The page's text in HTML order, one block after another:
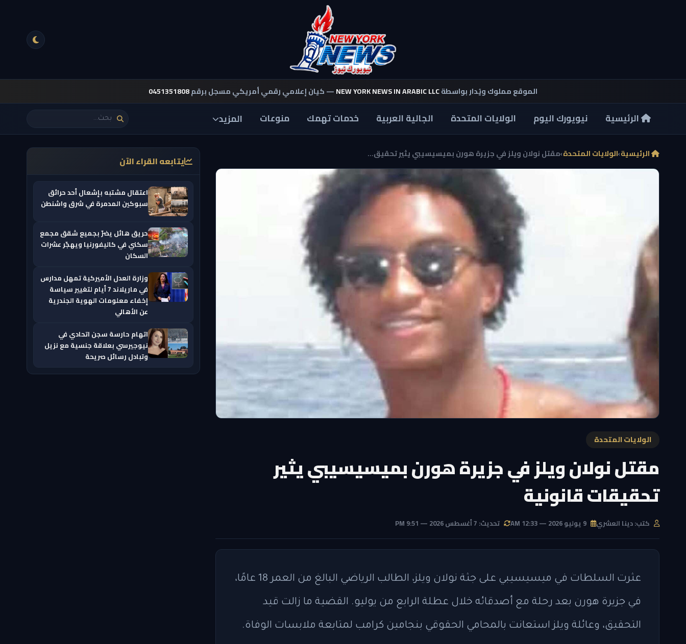
الموقع مملوك ويُدار بواسطةNEW YORK NEWS IN ARABIC LLC— كيان إعلامي رقمي أمريكي مسجل برقم0451351808
الرئيسية نيويورك اليوم الولايات المتحدة الجالية العربية خدمات تهمك منوعات المزيد
الرئيسية›الولايات المتحدة›مقتل نولان ويلز في جزيرة هورن بميسيسيبي يثير تحقيق...
الولايات المتحدة
مقتل نولان ويلز في جزيرة هورن بميسيسيبي يثير
تحقيقات قانونية
كتب: دينا العشري تحديث: 7 أغسطس 2026 — 9:51 PM
عثرت السلطات في ميسيسيبي على جثة نولان ويلز، الطالب الرياضي البالغ من العمر 18 عامًا،
في جزيرة هورن بعد رحلة مع أصدقائه خلال عطلة الرابع من يوليو. القضية ما زالت قيد
التحقيق، وعائلة ويلز استعانت بالمحامي الحقوقي بنجامين كرامب لمتابعة ملابسات الوفاة.
يتابعه القراء الآن
اعتقال مشتبه بإشعال أحد حرائق
سبوكين المدمرة في شرق واشنطن
حريق هائل يضرّ بجميع شقق مجمع
سكني في كاليفورنيا ويهجّر عشرات
السكان
وزارة العدل الأميركية تمهل مدارس
في ماريلاند 7 أيام لتغيير سياسة
إخفاء معلومات الهوية الجندرية
عن الأهالي
اتهام حارسة سجن اتحادي في
نيوجيرسي بعلاقة جنسية مع نزيل
وتبادل رسائل صريحة